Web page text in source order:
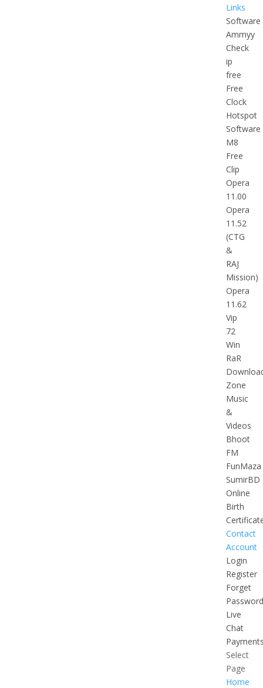
Links
Software
Ammyy
Check
ip
free
Free
Clock
Hotspot
Software
M8
Free
Clip
Opera
11.00
Opera
11.52
(CTG
&
RAJ
Mission)
Opera
11.62
Vip
72
Win
RaR
Zone
Music
&
Videos
Bhoot
FM
FunMaza
SumirBD
Online
Birth
Contact
Account
Login
Register
Forget
Password
Live
Chat
Select
Page
Home